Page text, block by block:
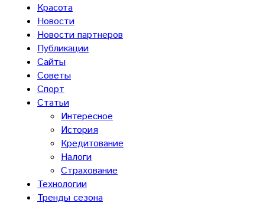
Красота
Новости
Новости партнеров
Публикации
Сайты
Советы
Спорт
Статьи
Интересное
История
Кредитование
Налоги
Страхование
Технологии
Тренды сезона